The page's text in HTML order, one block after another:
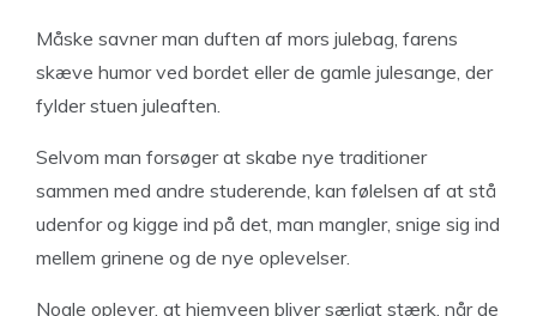
Måske savner man duften af mors julebag, farens
skæve humor ved bordet eller de gamle julesange, der
fylder stuen juleaften.
Selvom man forsøger at skabe nye traditioner
sammen med andre studerende, kan følelsen af at stå
udenfor og kigge ind på det, man mangler, snige sig ind
mellem grinene og de nye oplevelser.
Nogle oplever, at hjemveen bliver særligt stærk, når de